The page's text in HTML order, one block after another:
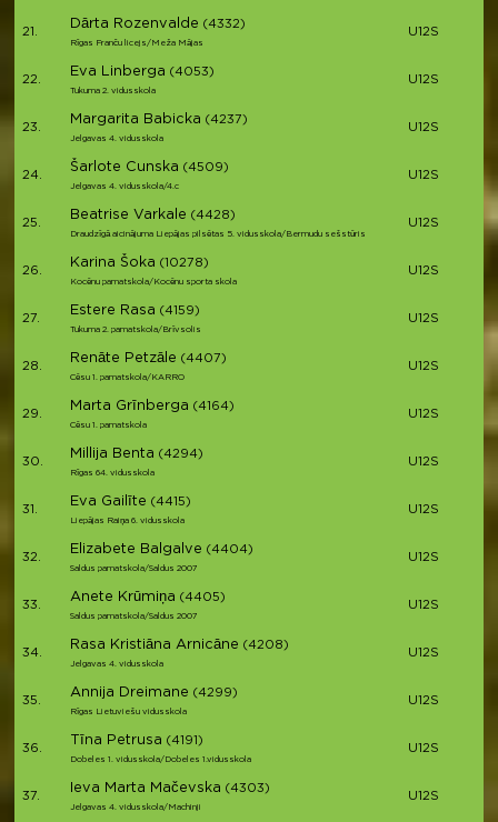
21.
Dārta Rozenvalde (4332)
Rīgas Franču licejs/Meža Mājas
U12S
22.
Eva Linberga (4053)
Tukuma 2. vidusskola
U12S
23.
Margarita Babicka (4237)
Jelgavas 4. vidusskola
U12S
24.
Šarlote Cunska (4509)
Jelgavas 4. vidusskola/4.c
U12S
25.
Beatrise Varkale (4428)
Draudzīgā aicinājuma Liepājas pilsētas 5. vidusskola/Bermudu sešstūris
U12S
26.
Karina Šoka (10278)
Kocēnu pamatskola/Kocēnu sporta skola
U12S
27.
Estere Rasa (4159)
Tukuma 2. pamatskola/Brīvsolis
U12S
28.
Renāte Petzāle (4407)
Cēsu 1. pamatskola/KARRO
U12S
29.
Marta Grīnberga (4164)
Cēsu 1. pamatskola
U12S
30.
Millija Benta (4294)
Rīgas 64. vidusskola
U12S
31.
Eva Gailīte (4415)
Liepājas Raiņa 6. vidusskola
U12S
32.
Elizabete Balgalve (4404)
Saldus pamatskola/Saldus 2007
U12S
33.
Anete Krūmiņa (4405)
Saldus pamatskola/Saldus 2007
U12S
34.
Rasa Kristiāna Arnicāne (4208)
Jelgavas 4. vidusskola
U12S
35.
Annija Dreimane (4299)
Rīgas Lietuviešu vidusskola
U12S
36.
Tīna Petrusa (4191)
Dobeles 1. vidusskola/Dobeles 1.vidusskola
U12S
37.
Ieva Marta Mačevska (4303)
Jelgavas 4. vidusskola/Machinji
U12S